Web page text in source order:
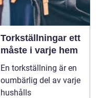
Torkställningar ett
måste i varje hem
En torkställning är en
oumbärlig del av varje
hushålls